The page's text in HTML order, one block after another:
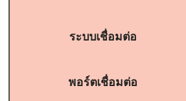
ระบบเชื่อมต่อ
พอร์ตเชื่อมต่อ